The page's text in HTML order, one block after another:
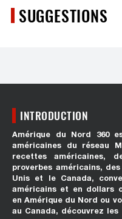
SUGGESTIONS
INTRODUCTION
Amérique du Nord 360
américaines du réseau
recettes américaines,
proverbes américains,
Unis et le Canada,
américains et en dollars
en Amérique du Nord ou
au Canada, découvrez